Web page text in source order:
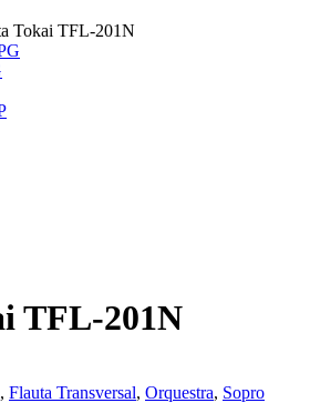
Tokai TFL-201N
TFL-201N
, Flauta Transversal, Orquestra, Sopro